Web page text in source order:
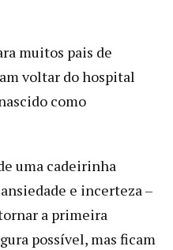
muitos pais de
voltar do hospital
como
uma cadeirinha
e incerteza –
a primeira
possível, mas ficam